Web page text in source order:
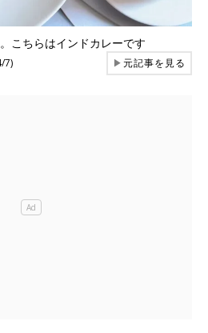
こちらはインドカレーです
7) ▶元記事を見る